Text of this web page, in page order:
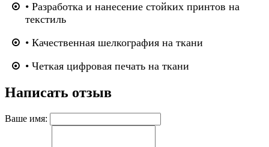
• Разработка и нанесение стойких принтов на
текстиль
• Качественная шелкография на ткани
• Четкая цифровая печать на ткани
Написать отзыв
Ваше имя: